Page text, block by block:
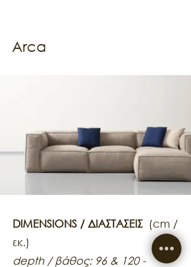
Arca
DIMENSIONS / ΔΙΑΣΤΑΣΕΙΣ (cm /
εκ.)
depth / βάθος: 96 & 120 -